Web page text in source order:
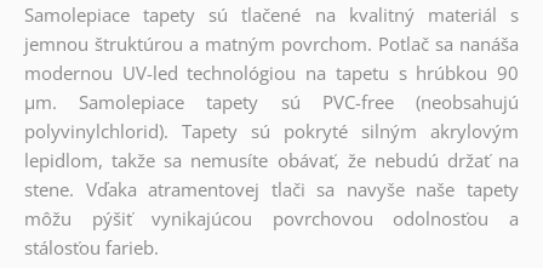
Samolepiace tapety sú tlačené na kvalitný materiál s
jemnou štruktúrou a matným povrchom. Potlač sa nanáša
modernou UV-led technológiou na tapetu s hrúbkou 90
µm. Samolepiace tapety sú PVC-free (neobsahujú
polyvinylchlorid). Tapety sú pokryté silným akrylovým
lepidlom, takže sa nemusíte obávať, že nebudú držať na
stene. Vďaka atramentovej tlači sa navyše naše tapety
môžu pýšiť vynikajúcou povrchovou odolnosťou a
stálosťou farieb.